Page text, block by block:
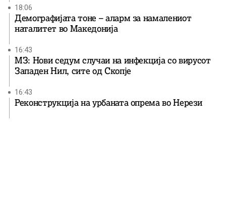
18:06
Демографијата тоне – аларм за намалениот
наталитет во Македонија
16:43
МЗ: Нови седум случаи на инфекција со вирусот
Западен Нил, сите од Скопје
16:43
Реконструкција на урбаната опрема во Нерези